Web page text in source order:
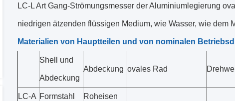
LC-L Art Gang-Strömungsmesser der Aluminiumlegierung
niedrigen ätzenden flüssigen Medium, wie Wasser, wie dem
Materialien von Hauptteilen und von nominalen
Shell und
Abdeckung
Abdeckung ovales Rad
LC-A Formstahl Roheisen